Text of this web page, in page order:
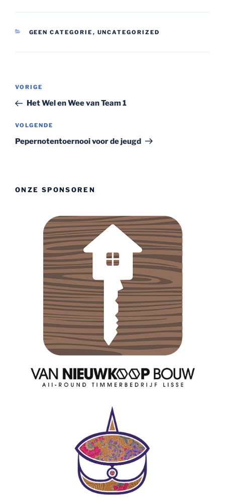
CATEGORIEËN
GEEN CATEGORIE , UNCATEGORIZED
Bericht
Vorig
bericht
VORIGE
Het Wel en Wee van Team 1
Volgend
bericht
VOLGENDE
Pepernotentoernooi voor de jeugd
ONZE SPONSOREN